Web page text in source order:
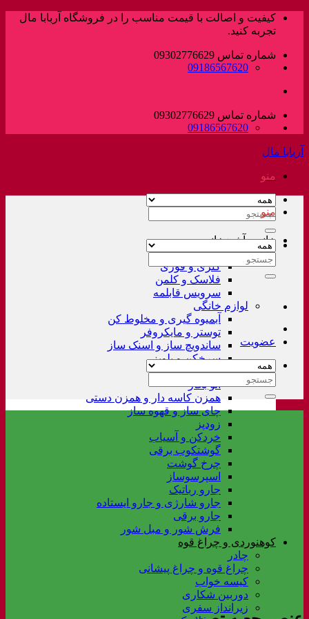
پرش
کیفیت و اصالت با قیمت مناسب را در فروشگاه آربابا مال
تجربه کنید.
شماره تماس 09302776629
09186567620
شماره تماس 09302776629
09186567620
آربابا مال
منو
جستجو
خانه و آشپزخانه
لوازم خانگی غیر برقی
کتری و قوری
فلاسک و کلمن
سرویس قابلمه
لوازم خانگی
آبمیوه گیری و مخلوط کن
توستر و مایکروفر
ساندویچ ساز و اسنک ساز
سرخکن و پلوپز
غذاساز
اتو بخار
همزن کاسه دار و همزن دستی
چای ساز و قهوه ساز
زودپز
خردکن و آسیاب
گوشتکوب برقی
چرخ گوشت
اسپرسوساز
جارو رباتیک
جارو شارژی و جارو ایستاده
جارو برقی
فرش شور و مبل شور
کوهنوردی و چراغ قوه
چادر
چراغ قوه و چراغ پیشانی
کیسه خواب
دوربین شکاری
زیرانداز سفری
منو
جستجو
عضویت
جستجو